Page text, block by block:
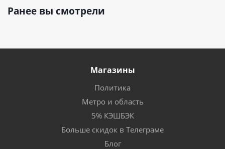
Ранее вы смотрели
Магазины
Политика
Метро и область
5% КЭШБЭК
Больше скидок в Телеграме
Блог